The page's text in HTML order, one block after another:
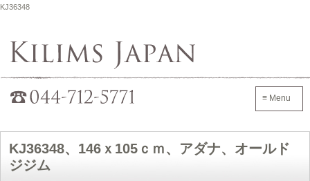
KJ36348
≡ Menu
KJ36348、146ｘ105ｃｍ、アダナ、オールド
ジジム